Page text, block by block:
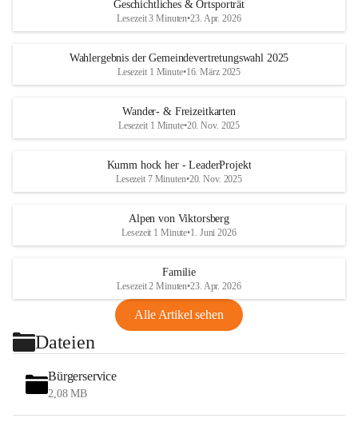
Geschichtliches & Ortsporträt
Lesezeit 3 Minuten•23. Apr. 2026
Wahlergebnis der Gemeindevertretungswahl 2025
Lesezeit 1 Minute•16. März 2025
Wander- & Freizeitkarten
Lesezeit 1 Minute•20. Nov. 2025
Kumm hock her - LeaderProjekt
Lesezeit 7 Minuten•20. Nov. 2025
Alpen von Viktorsberg
Lesezeit 1 Minute•1. Juni 2026
Familie
Lesezeit 2 Minuten•23. Apr. 2026
Alle Artikel sehen
Dateien
Bürgerservice
2,08 MB